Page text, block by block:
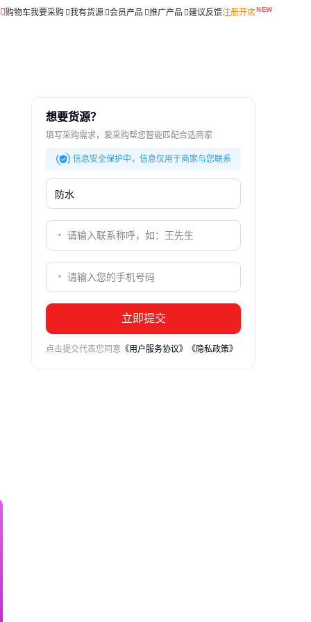
购物车我要采购 我有货源 会员产品 推广产品 建议反馈注册开店
想要货源？
填写采购需求，爱采购帮您智能匹配合适商家
信息安全保护中，信息仅用于商家与您联系
立即提交
点击提交代表您同意 《用户服务协议》 《隐私政策》